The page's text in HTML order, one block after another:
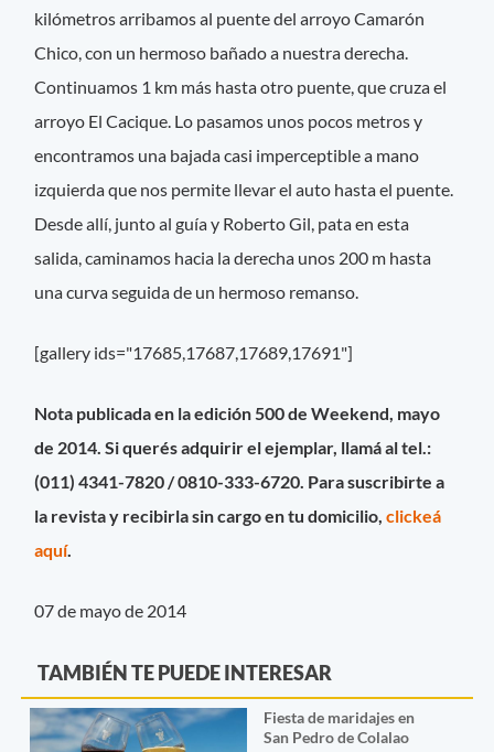
kilómetros arribamos al puente del arroyo Camarón
Chico, con un hermoso bañado a nuestra derecha.
Continuamos 1 km más hasta otro puente, que cruza el
arroyo El Cacique. Lo pasamos unos pocos metros y
encontramos una bajada casi imperceptible a mano
izquierda que nos permite llevar el auto hasta el puente.
Desde allí, junto al guía y Roberto Gil, pata en esta
salida, caminamos hacia la derecha unos 200 m hasta
una curva seguida de un hermoso remanso.
[gallery ids="17685,17687,17689,17691"]
Nota publicada en la edición 500 de Weekend, mayo
de 2014. Si querés adquirir el ejemplar, llamá al tel.:
(011) 4341-7820 / 0810-333-6720. Para suscribirte a
la revista y recibirla sin cargo en tu domicilio, clickeá
aquí.
07 de mayo de 2014
TAMBIÉN TE PUEDE INTERESAR
Fiesta de maridajes en
San Pedro de Colalao